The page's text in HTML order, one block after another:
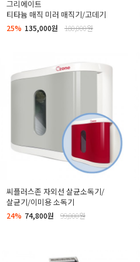
그리에이트
티타늄 매직 미러 매직기/고데기
25% 135,000원 180,000원
씨플러스존 자외선 살균소독기/
살균기/이미용 소독기
24% 74,800원 99,000원